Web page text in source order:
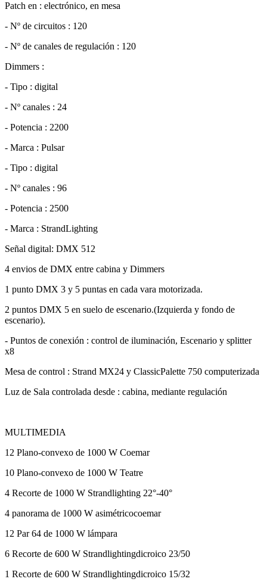
Patch en : electrónico, en mesa
- Nº de circuitos : 120
- Nº de canales de regulación : 120
Dimmers :
- Tipo : digital
- Nº canales : 24
- Potencia : 2200
- Marca : Pulsar
- Tipo : digital
- Nº canales : 96
- Potencia : 2500
- Marca : StrandLighting
Señal digital: DMX 512
4 envios de DMX entre cabina y Dimmers
1 punto DMX 3 y 5 puntas en cada vara motorizada.
2 puntos DMX 5 en suelo de escenario.(Izquierda y fondo de
escenario).
- Puntos de conexión : control de iluminación, Escenario y splitter
x8
Mesa de control : Strand MX24 y ClassicPalette 750 computerizada
Luz de Sala controlada desde : cabina, mediante regulación
MULTIMEDIA
12 Plano-convexo de 1000 W Coemar
10 Plano-convexo de 1000 W Teatre
4 Recorte de 1000 W Strandlighting 22°-40°
4 panorama de 1000 W asimétricocoemar
12 Par 64 de 1000 W lámpara
6 Recorte de 600 W Strandlightingdicroico 23/50
1 Recorte de 600 W Strandlightingdicroico 15/32